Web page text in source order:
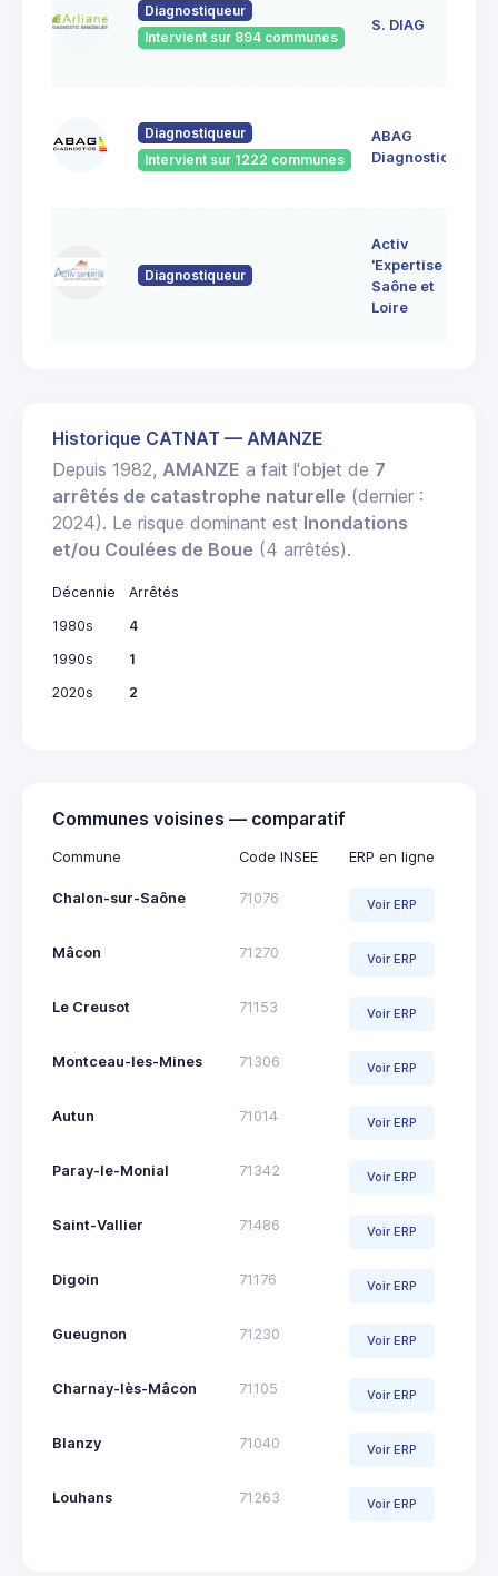
Diagnostiqueur
Intervient sur 894 communes
S. DIAG
Diagnostiqueur
Intervient sur 1222 communes
ABAG
Diagnostics
Diagnostiqueur
Activ
'Expertise
Saône et
Loire
Historique CATNAT — AMANZE
Depuis 1982, AMANZE a fait l'objet de 7
arrêtés de catastrophe naturelle (dernier :
2024). Le risque dominant est Inondations
et/ou Coulées de Boue (4 arrêtés).
Décennie
Arrêtés
1980s
4
1990s
1
2020s
2
Communes voisines — comparatif
Commune Code INSEE ERP en ligne
Chalon-sur-Saône 71076 Voir ERP
Mâcon 71270 Voir ERP
Le Creusot 71153 Voir ERP
Montceau-les-Mines 71306 Voir ERP
Autun 71014 Voir ERP
Paray-le-Monial 71342 Voir ERP
Saint-Vallier 71486 Voir ERP
Digoin 71176 Voir ERP
Gueugnon 71230 Voir ERP
Charnay-lès-Mâcon 71105 Voir ERP
Blanzy 71040 Voir ERP
Louhans 71263 Voir ERP